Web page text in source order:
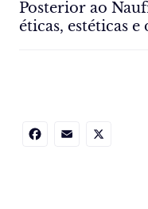
Posterior ao
éticas, estéticas